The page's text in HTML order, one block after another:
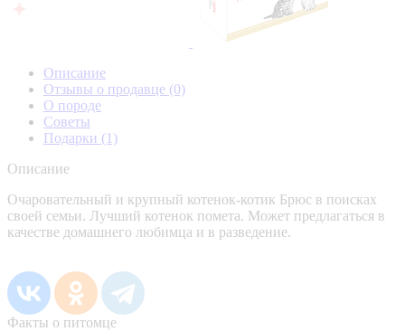
Описание
Отзывы о продавце (0)
О породе
Советы
Подарки (1)
Описание
Очаровательный и крупный котенок-котик Брюс в поисках
своей семьи. Лучший котенок помета. Может предлагаться в
качестве домашнего любимца и в разведение.
Факты о питомце